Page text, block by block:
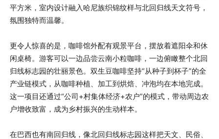
平方米，室内设计融入哈尼族织锦纹样与北回归线天文符号，
氛围独特而温馨。
更令人惊喜的是，咖啡馆外配有观景平台，摆放着遮阳伞和休
闲桌椅。游客可以一边品尝云南小粒咖啡，一边俯瞰整个北回
归线标志园的壮丽景色。双生豆咖啡坚持“从种子到杯子”的全
产业链模式，从咖啡种植、加工到烘焙、冲泡均在本地完成。
这一项目还通过“公司+村集体经济+农户”的模式，带动周边农
户增收致富，成为乡村振兴的生动样本。
在巴西也有南回归线，像北回归线标志园这样把天文、民俗、